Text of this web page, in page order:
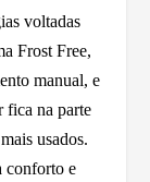
voltadas
Frost Free,
manual, e
fica na parte
usados.
conforto e